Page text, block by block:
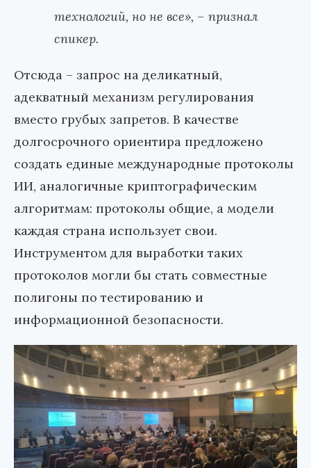
технологий, но не все», – признал
спикер.
Отсюда – запрос на деликатный,
адекватный механизм регулирования
вместо грубых запретов. В качестве
долгосрочного ориентира предложено
создать единые международные протоколы
ИИ, аналогичные криптографическим
алгоритмам: протоколы общие, а модели
каждая страна использует свои.
Инструментом для выработки таких
протоколов могли бы стать совместные
полигоны по тестированию и
информационной безопасности.